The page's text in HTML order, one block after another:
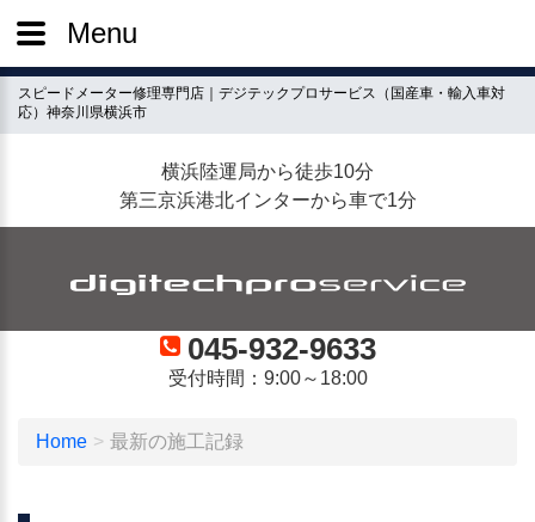
スピードメーター修理専門店｜デジテックプロサービス（国産車・輸入車対
応）神奈川県横浜市
横浜陸運局から徒歩10分
第三京浜港北インターから車で1分
045-932-9633
受付時間：9:00～18:00
Home 最新の施工記録
Menu